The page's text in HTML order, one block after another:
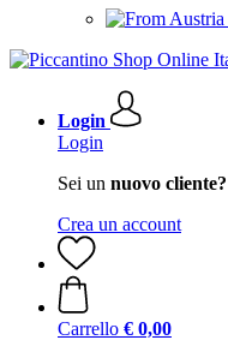
Login
Login
Sei un nuovo cliente?
Crea un account
Carrello € 0,00